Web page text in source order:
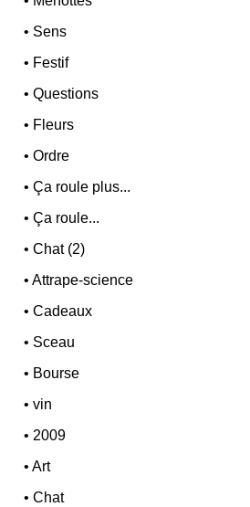
• Sens
• Festif
•Questions
• Fleurs
•Ordre
•Ça roule plus...
•Ça roule...
•Chat (2)
•Attrape-science
•Cadeaux
• Sceau
• Bourse
•vin
• 2009
•Art
•Chat